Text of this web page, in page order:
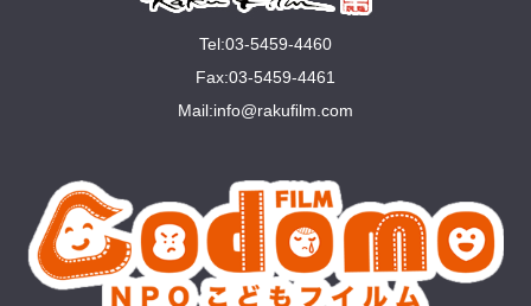
Tel:03-5459-4460
Fax:03-5459-4461
Mail:info@rakuﬁlm.com